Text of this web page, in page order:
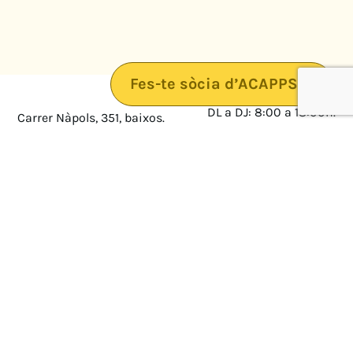
Fes-te sòcia d’ACAPPS
Carrer Nàpols, 351, baixos.
08025 · Barcelona
DL a DJ: 8:00 a 18:00h.